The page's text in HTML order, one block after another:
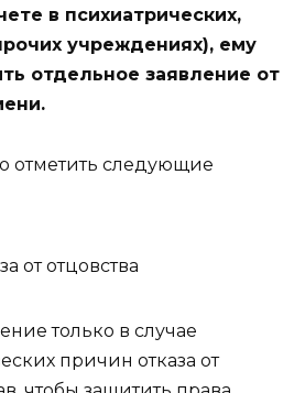
в психиатрических,
учреждениях), ему
отдельное заявление от
отметить следующие
от отцовства
только в случае
причин отказа от